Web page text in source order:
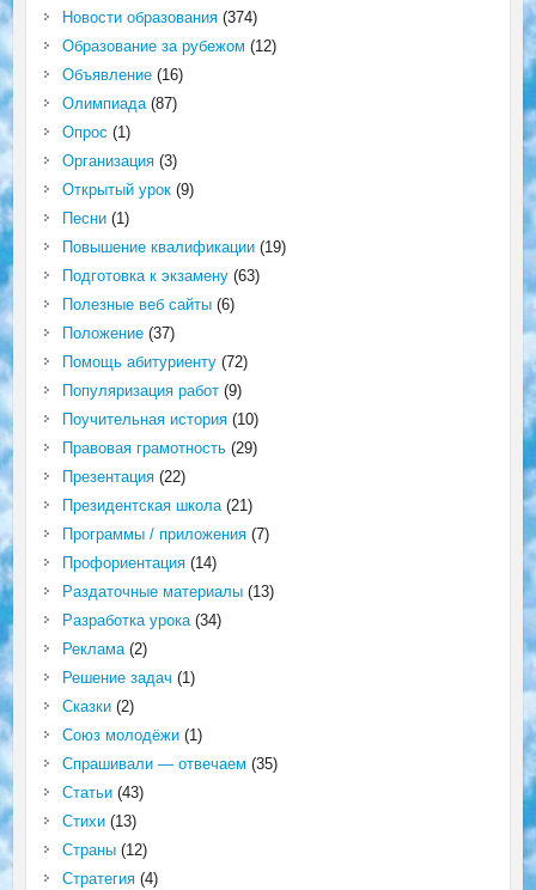
Новости образования(374)
Образование за рубежом (12)
Объявление(16)
Олимпиада(87)
Опрос (1)
Организация(3)
Открытый урок(9)
Песни(1)
Повышение квалификации(19)
Подготовка к экзамену(63)
Полезные веб сайты(6)
Положение(37)
Помощь абитуриенту(72)
Популяризация работ(9)
Поучительная история(10)
Правовая грамотность(29)
Презентация(22)
Президентская школа(21)
Программы / приложения(7)
Профориентация(14)
Раздаточные материалы(13)
Разработка урока(34)
Реклама(2)
Решение задач (1)
Сказки(2)
Союз молодёжи(1)
Спрашивали — отвечаем (35)
Статьи(43)
Стихи(13)
Страны(12)
Стратегия(4)